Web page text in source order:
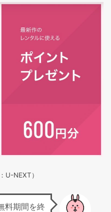
U-NEXT）
料期間を終